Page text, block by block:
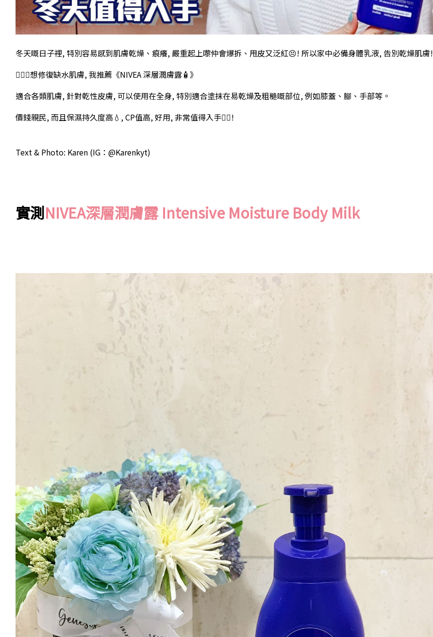
冬天嘅日子裡, 特別容易感到肌膚乾燥、痕癢, 嚴重起上嚟仲會爆拆、甩皮又泛紅😣! 所以家中必備身體乳液, 告別乾燥肌膚!
💁🏻‍♀️想修復缺水肌膚, 我推薦《NIVEA 深層潤膚露🧴》
適合各類肌膚, 針對乾性皮膚, 可以使用在全身, 特別適合塗抹在易乾燥及粗糙嘅部位, 例如膝蓋、腳、手部等。
價錢親民, 而且保濕持久度高💧, CP值高, 好用, 非常值得入手👍🏻!
Text & Photo: Karen (IG：@Karenkyt)
實測NIVEA深層潤膚露 Intensive Moisture Body Milk